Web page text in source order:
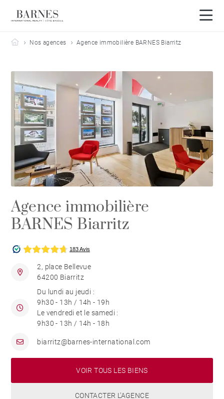
Barnes Côte Basque
Nos agences Agence immobilière BARNES Biarritz
Agence immobilière
BARNES Biarritz
2, place Bellevue
64200 Biarritz
Du lundi au jeudi :
9h30 - 13h / 14h - 19h
Le vendredi et le samedi :
9h30 - 13h / 14h - 18h
biarritz@barnes-international.com
VOIR TOUS LES BIENS
CONTACTER L'AGENCE